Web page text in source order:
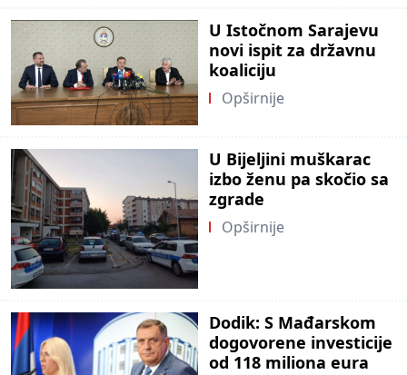
U Istočnom Sarajevu
novi ispit za državnu
koaliciju
Opširnije
U Bijeljini muškarac
izbo ženu pa skočio sa
zgrade
Opširnije
Dodik: S Mađarskom
dogovorene investicije
od 118 miliona eura